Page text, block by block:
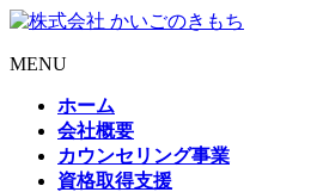
MENU
ホーム
会社概要
カウンセリング事業
資格取得支援